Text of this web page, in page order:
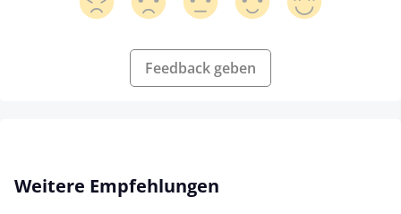
Feedback geben
Produktgalerie überspringen
Weitere Empfehlungen